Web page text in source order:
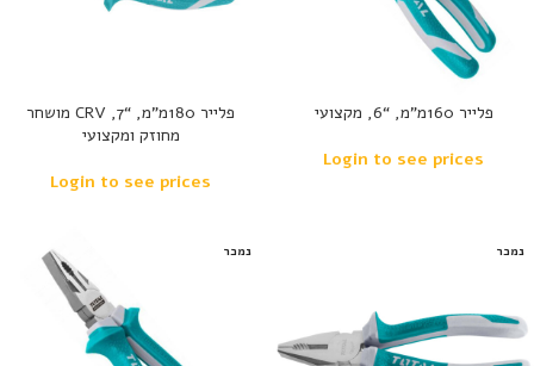
פלייר 160מ”מ, “6, מקצועי
Login to see prices
פלייר 180מ”מ, “7, CRV מושחר
מחוזק ומקצועי
Login to see prices
נמכר נמכר